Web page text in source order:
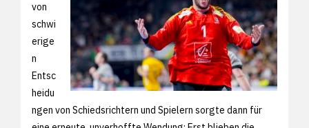
von
schwi
erige
n
Entsc
heidu
ngen von Schiedsrichtern und Spielern sorgte dann für